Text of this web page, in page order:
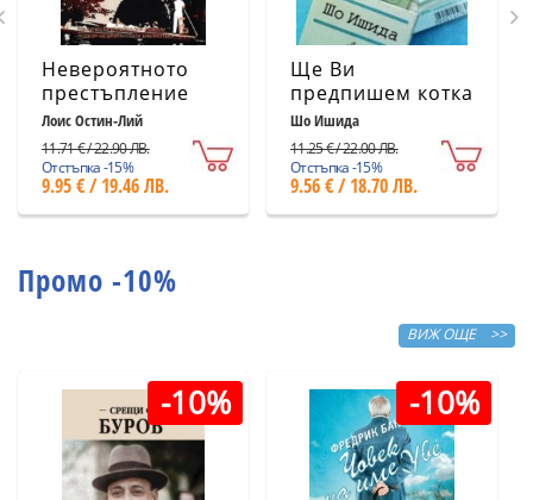
Невероятното
престъпление
Лоис Остин-Лий
11.71 € / 22.90 ЛВ.
Отстъпка -15%
9.95 € / 19.46 ЛВ.
Ще Ви
предпишем котка
Шо Ишида
11.25 € / 22.00 ЛВ.
Отстъпка -15%
9.56 € / 18.70 ЛВ.
Промо -10%
ВИЖ ОЩЕ >>
-10% -10%